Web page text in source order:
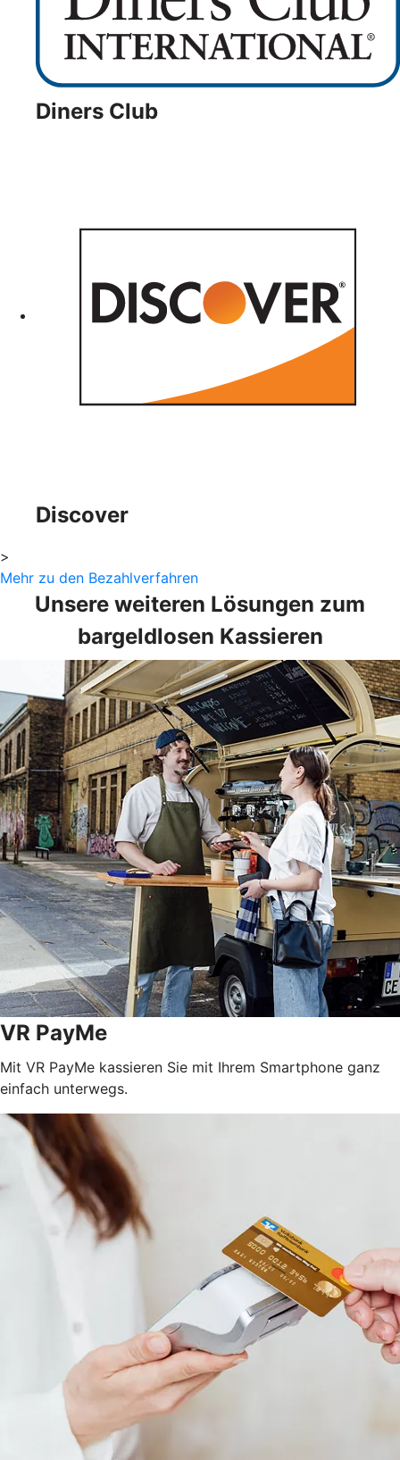
Diners Club
Discover
>
Mehr zu den Bezahlverfahren
Unsere weiteren Lösungen zum
bargeldlosen Kassieren
VR PayMe
Mit VR PayMe kassieren Sie mit Ihrem Smartphone ganz
einfach unterwegs.